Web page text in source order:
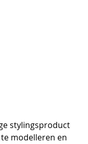
stylingsproduct
modelleren en